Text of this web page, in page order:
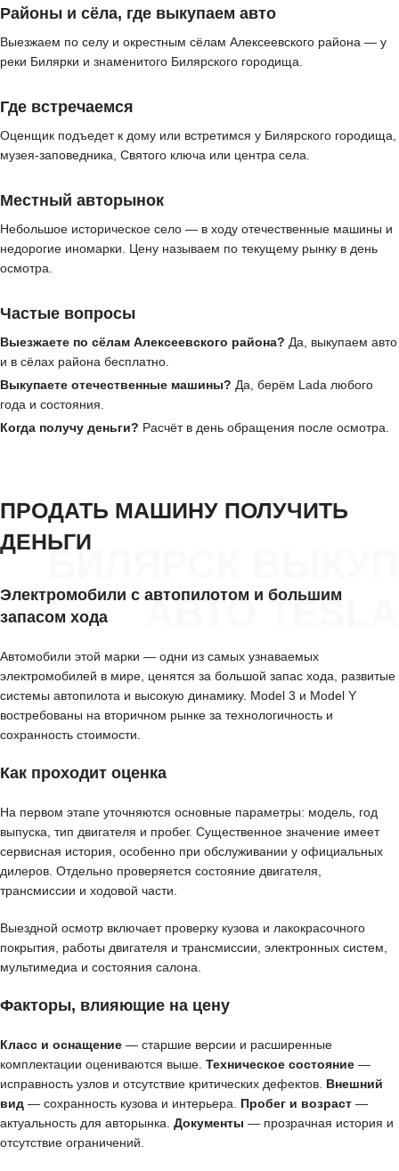
Районы и сёла, где выкупаем авто
Выезжаем по селу и окрестным сёлам Алексеевского района — у
реки Билярки и знаменитого Билярского городища.
Где встречаемся
Оценщик подъедет к дому или встретимся у Билярского городища,
музея-заповедника, Святого ключа или центра села.
Местный авторынок
Небольшое историческое село — в ходу отечественные машины и
недорогие иномарки. Цену называем по текущему рынку в день
осмотра.
Частые вопросы
Выезжаете по сёлам Алексеевского района? Да, выкупаем авто
и в сёлах района бесплатно.
Выкупаете отечественные машины? Да, берём Lada любого
года и состояния.
Когда получу деньги? Расчёт в день обращения после осмотра.
БИЛЯРСК ВЫКУП
АВТО TESLA
ПРОДАТЬ МАШИНУ ПОЛУЧИТЬ
ДЕНЬГИ
Электромобили с автопилотом и большим
запасом хода
Автомобили этой марки — одни из самых узнаваемых
электромобилей в мире, ценятся за большой запас хода, развитые
системы автопилота и высокую динамику. Model 3 и Model Y
востребованы на вторичном рынке за технологичность и
сохранность стоимости.
Как проходит оценка
На первом этапе уточняются основные параметры: модель, год
выпуска, тип двигателя и пробег. Существенное значение имеет
сервисная история, особенно при обслуживании у официальных
дилеров. Отдельно проверяется состояние двигателя,
трансмиссии и ходовой части.
Выездной осмотр включает проверку кузова и лакокрасочного
покрытия, работы двигателя и трансмиссии, электронных систем,
мультимедиа и состояния салона.
Факторы, влияющие на цену
Класс и оснащение — старшие версии и расширенные
комплектации оцениваются выше. Техническое состояние —
исправность узлов и отсутствие критических дефектов. Внешний
вид — сохранность кузова и интерьера. Пробег и возраст —
актуальность для авторынка. Документы — прозрачная история и
отсутствие ограничений.